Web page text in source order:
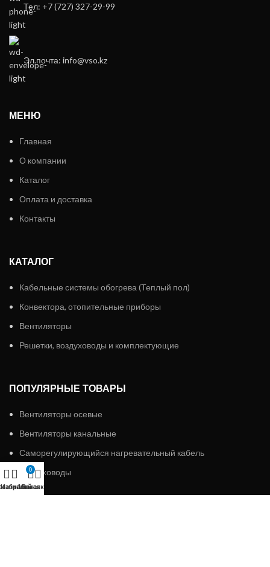
Тел: +7 (727) 327-29-99
Эл.почта: info@vso.kz
МЕНЮ
Главная
О компании
Каталог
Оплата и доставка
Контакты
КАТАЛОГ
Кабельные системы обогрева (Теплый пол)
Конвектора, отопительные приборы
Вентиляторы
Решетки, воздуховоды и комплектующие
ПОПУЛЯРНЫЕ ТОВАРЫ
Вентиляторы осевые
Вентиляторы канальные
Саморегулирующийся нагревательный кабель
Воздуховоды
Избранное
0
Заказ
Мой аккаунт